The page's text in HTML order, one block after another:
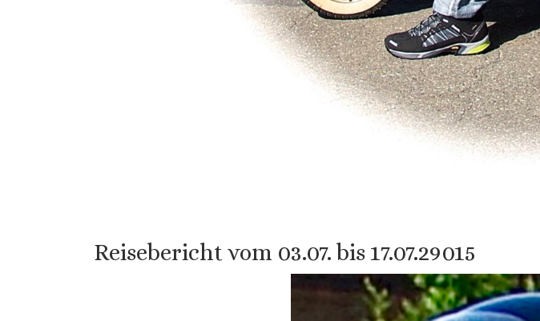
Reisebericht vom 03.07. bis 17.07.29015